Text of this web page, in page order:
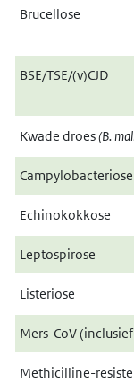
Brucellose
BSE/TSE/(v)CJD
Kwade droes(B.
Echinokokkose
Leptospirose
Listeriose
Mers-CoV
Methicilline-